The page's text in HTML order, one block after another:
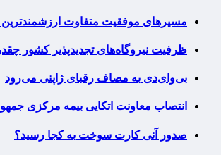
مسیرهای موفقیت متفاوت
ظرفیت نیروگاه‌های تجدیدپذیر کشور
بی‌وای‌دی به مصاف رقبای ژاپنی می‌رود
انتصاب معاونت اتکایی بیمه مرکزی
صدور آنی کارت سوخت به کجا رسید؟